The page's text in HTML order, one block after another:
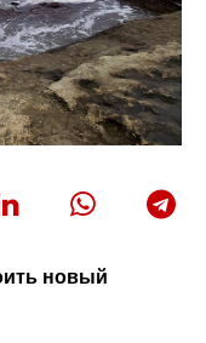
новый